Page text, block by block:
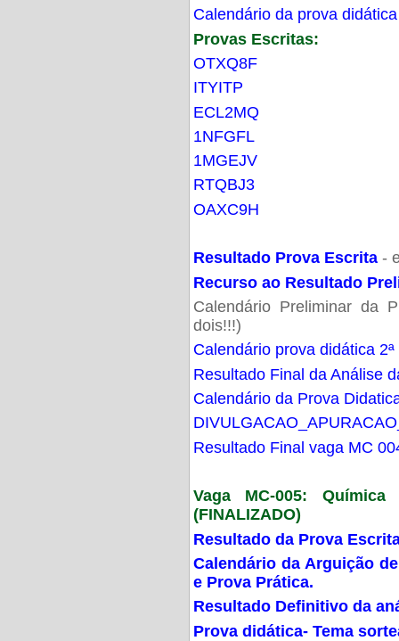
Calendário da prova didática
Provas Escritas:
OTXQ8F
ITYITP
ECL2MQ
1NFGFL
1MGEJV
RTQBJ3
OAXC9H
Resultado Prova Escrita -
Recurso ao Resultado
Calendário Preliminar da
dois!!!)
Calendário prova didática
Resultado Final da Análise
Calendário da Prova
Resultado Final vaga MC
Vaga MC-005:
(FINALIZADO)
Resultado da Prova
Calendário da Arguição
e Prova Prática.
Resultado Definitivo da
Prova didática- Tema